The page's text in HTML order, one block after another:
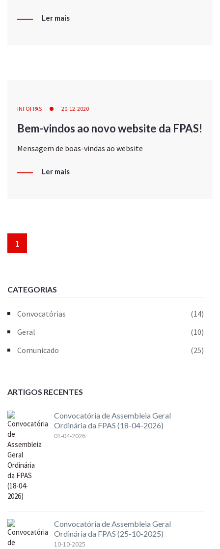
Ler mais
INFOFPAS 20-12-2020
Bem-vindos ao novo website da FPAS!
Mensagem de boas-vindas ao website
Ler mais
1
CATEGORIAS
Convocatórias
(14)
Geral
(10)
Comunicado
(25)
ARTIGOS RECENTES
Convocatória de Assembleia Geral
Ordinária da FPAS (18-04-2026)
01-04-2026
Convocatória de Assembleia Geral
Ordinária da FPAS (25-10-2025)
10-10-2025